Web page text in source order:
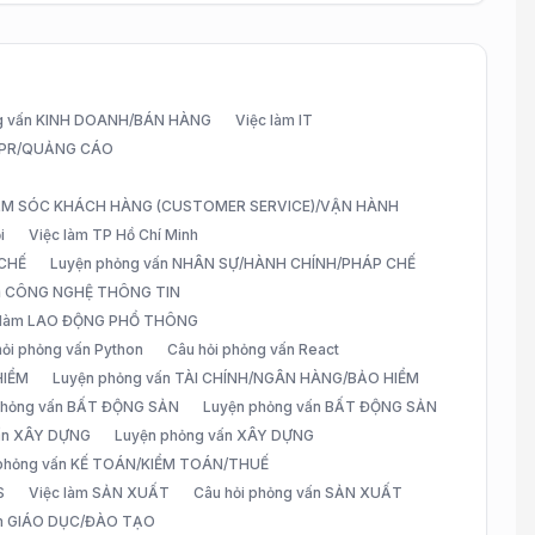
vấn KINH DOANH/BÁN HÀNG
Việc làm IT
QUẢNG CÁO
SÓC KHÁCH HÀNG (CUSTOMER SERVICE)/VẬN HÀNH
Việc làm TP Hồ Chí Minh
Luyện phỏng vấn NHÂN SỰ/HÀNH CHÍNH/PHÁP CHẾ
NGHỆ THÔNG TIN
LAO ĐỘNG PHỔ THÔNG
phỏng vấn Python
Câu hỏi phỏng vấn React
Luyện phỏng vấn TÀI CHÍNH/NGÂN HÀNG/BẢO HIỂM
vấn BẤT ĐỘNG SẢN
Luyện phỏng vấn BẤT ĐỘNG SẢN
XÂY DỰNG
Luyện phỏng vấn XÂY DỰNG
vấn KẾ TOÁN/KIỂM TOÁN/THUẾ
Việc làm SẢN XUẤT
Câu hỏi phỏng vấn SẢN XUẤT
GIÁO DỤC/ĐÀO TẠO